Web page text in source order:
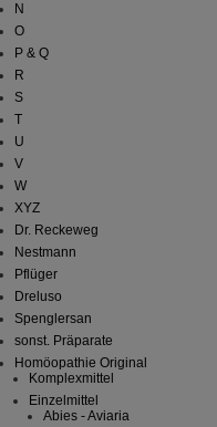
N
O
P & Q
R
S
T
U
V
W
XYZ
Dr. Reckeweg
Nestmann
Pflüger
Dreluso
Spenglersan
sonst. Präparate
Homöopathie Original
Komplexmittel
Einzelmittel
Abies - Aviaria